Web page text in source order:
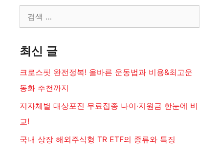
색:
최신 글
크로스핏 완전정복! 올바른 운동법과 비용&최고운
동화 추천까지
지자체별 대상포진 무료접종 나이·지원금 한눈에 비
교!
국내 상장 해외주식형 TR ETF의 종류와 특징